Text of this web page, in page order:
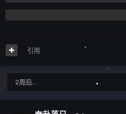
引用
2周后...